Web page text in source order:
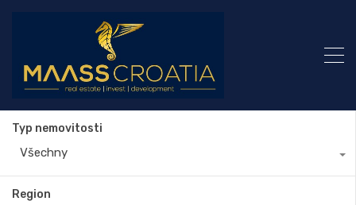
Typ nemovitosti
Všechny
Region